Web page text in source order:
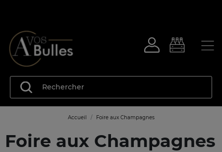
Accueil Foire aux Champagnes
Foire aux Champagnes